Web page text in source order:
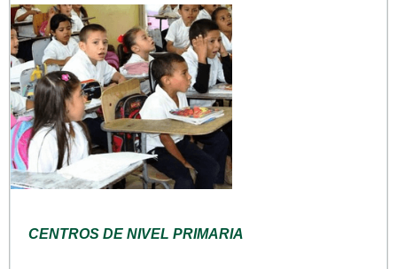
CENTROS DE NIVEL PRIMARIA